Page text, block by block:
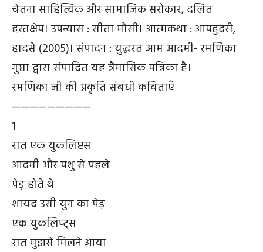
चेतना साहित्यिक और सामाजिक सरोकार, दलित
हस्तक्षेप। उपन्यास : सीता मौसी। आत्मकथा : आपहुदरी,
हादसे (2005)। संपादन : युद्धरत आम आदमी- रमणिका
गुप्ता द्वारा संपादित यह त्रैमासिक पत्रिका है।
रमणिका जी की प्रकृति संबंधी कविताएँ
—————————
1
रात एक युकलिप्टस
आदमी और पशु से पहले
पेड़ होते थे
शायद उसी युग का पेड़
एक युकलिप्ट्स
रात मुझसे मिलने आया